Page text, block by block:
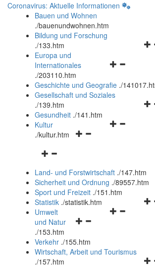
Coronavirus: Aktuelle Informationen
Bauen und Wohnen
./bauenundwohnen.htm
Bildung und Forschung
./133.htm
und
schließen
Europa und
Internationales
./203110.htm
Geschichte und Geografie ./
Gesellschaft und Soziales
./139.htm
Gesundheit ./141.htm
Navigationsmenü
Kultur
./kultur.htm
Navigationsmenü
und
schließen
Land- und Forstwirtschaft ./147.htm
Sicherheit und Ordnung ./89557.htm
Sport und Freizeit ./151.htm
Statistik ./statistik.htm
Navigationsmenü
und
schließen
Umwelt
und Natur
./153.htm
Verkehr ./155.htm
Wirtschaft, Arbeit und Tourismus
./157.htm